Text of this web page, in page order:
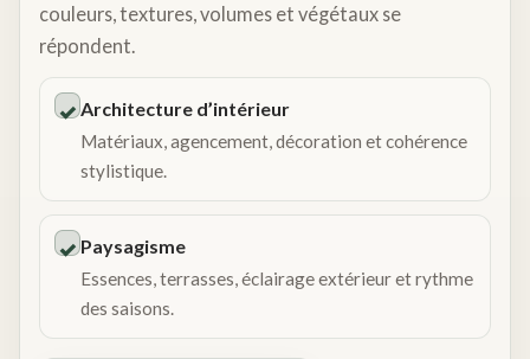
couleurs, textures, volumes et végétaux se
répondent.
✓Architecture d’intérieur
Matériaux, agencement, décoration et cohérence
stylistique.
✓ Paysagisme
Essences, terrasses, éclairage extérieur et rythme
des saisons.